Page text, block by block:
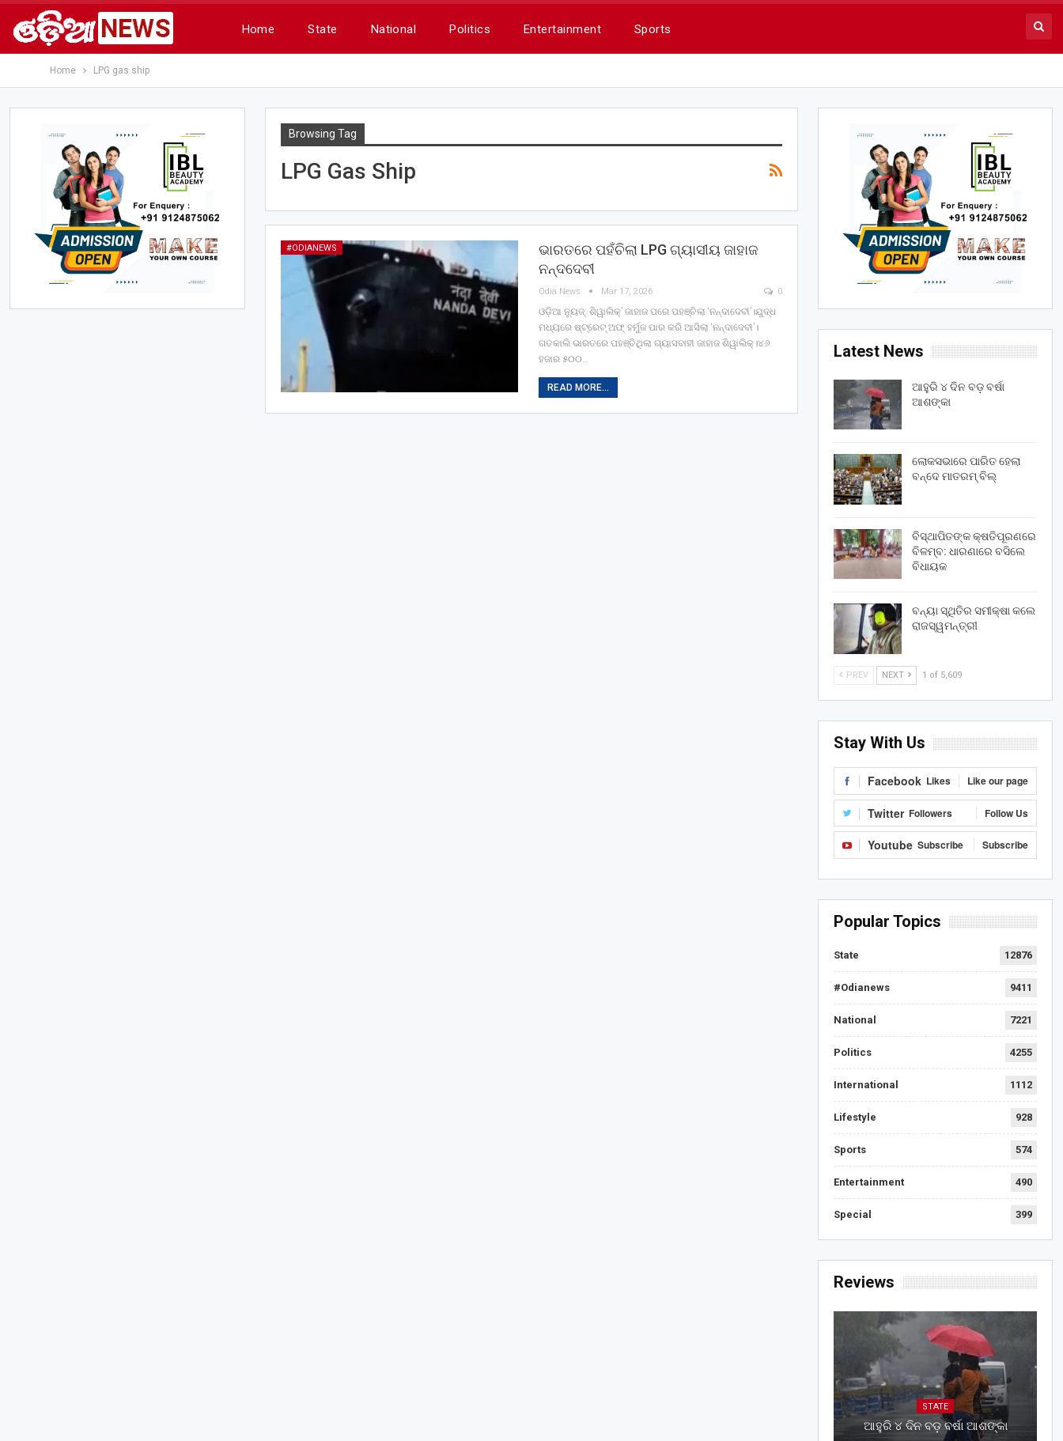
Home State National Politics Entertainment Sports
Home LPG gas ship
Browsing Tag
LPG Gas Ship
#ODIANEWS
ଭାରତରେ ପହଁଚିଲା LPG ଗ୍ୟାସୀୟ ଜାହାଜ
ନନ୍ଦଦେବୀ
Odia News Mar 17, 2026 0
ଓଡ଼ିଆ ନ୍ୟୁଜ୍: ଶିୱାଲିକ୍‌’ ଜାହାଜ ପରେ ପହଞ୍ଚିଲା ‘ନନ୍ଦାଦେବୀ’।ଯୁଦ୍ଧ
ମଧ୍ୟରେ ଷ୍ଟ୍ରେଟ୍‌ ଅଫ୍ ହର୍ମୁଜ ପାର କରି ଆସିଲା ‘ନନ୍ଦାଦେବୀ’।
ଗତକାଲି ଭାରତରେ ପହଞ୍ଚିଥିଲା ଗ୍ୟାସବାହୀ ଜାହାଜ ଶିୱାଲିକ୍‌।୪୬
ହଜାର ୫୦୦…
READ MORE...
Latest News
ଆହୁରି ୪ ଦିନ ବଡ଼ ବର୍ଷା
ଆଶଙ୍କା
ଲୋକସଭାରେ ପାରିତ ହେଲା
ବନ୍ଦେ ମାତରମ୍‌ ବିଲ୍‌
ବିସ୍ଥାପିତଙ୍କ କ୍ଷତିପୂରଣରେ
ବିଳମ୍ବ: ଧାରଣାରେ ବସିଲେ
ବିଧାୟକ
ବନ୍ୟା ସ୍ଥିତିର ସମୀକ୍ଷା କଲେ
ରାଜସ୍ୱମନ୍ତ୍ରୀ
PREV NEXT 1 of 5,609
Stay With Us
Facebook Likes Like our page
Twitter Followers Follow Us
Youtube Subscribe Subscribe
Popular Topics
State 12876
#Odianews 9411
National 7221
Politics 4255
International 1112
Lifestyle 928
Sports 574
Entertainment 490
Special 399
Reviews
STATE
ଆହୁରି ୪ ଦିନ ବଡ଼ ବର୍ଷା ଆଶଙ୍କା